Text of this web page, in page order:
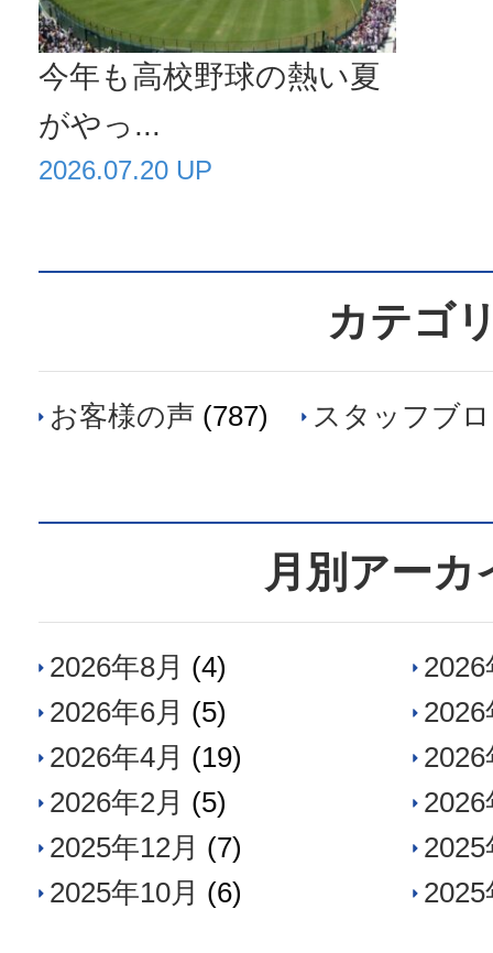
今年も高校野球の熱い夏
がやっ...
2026.07.20 UP
カテゴ
お客様の声 (787) スタッフブ
月別アーカ
2026年8月 (4)
2026年6月 (5)
2026年4月 (19)
2026年2月 (5)
2025年12月 (7)
2025年10月 (6)